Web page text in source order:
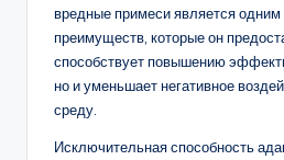
вредные примеси является
преимуществ, которые он
способствует повышению
но и уменьшает негативное
среду.
Исключительная способность